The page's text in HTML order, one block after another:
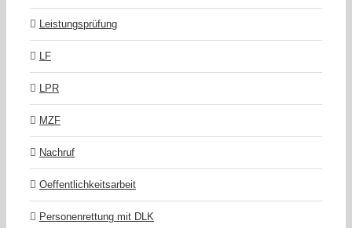
Leistungsprüfung
LF
LPR
MZF
Nachruf
Oeffentlichkeitsarbeit
Personenrettung mit DLK